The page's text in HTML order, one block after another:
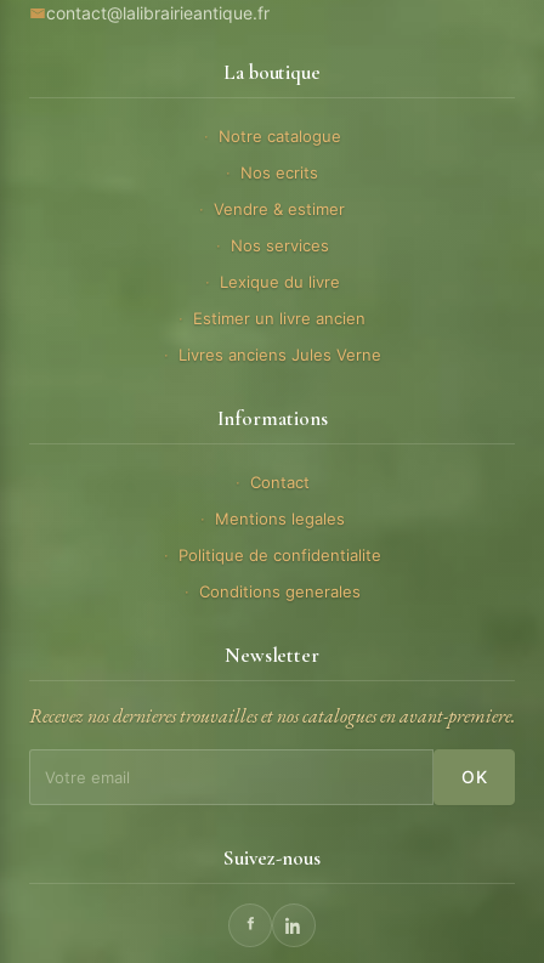
contact@lalibrairieantique.fr
La boutique
Notre catalogue
Nos ecrits
Vendre & estimer
Nos services
Lexique du livre
Estimer un livre ancien
Livres anciens Jules Verne
Informations
Contact
Mentions legales
Politique de confidentialite
Conditions generales
Newsletter
Recevez nos dernieres trouvailles et nos catalogues en avant-premiere.
OK
Suivez-nous